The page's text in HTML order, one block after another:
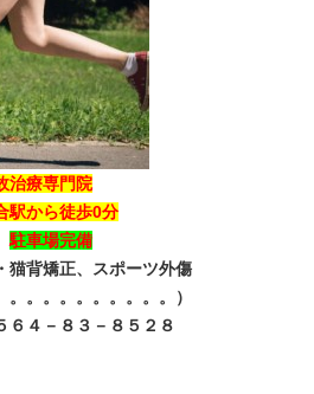
療専門院
駅から徒歩0分
駐車場完備
猫背矯正、スポーツ外傷
。。。。。。。。。）
８３－８５２８